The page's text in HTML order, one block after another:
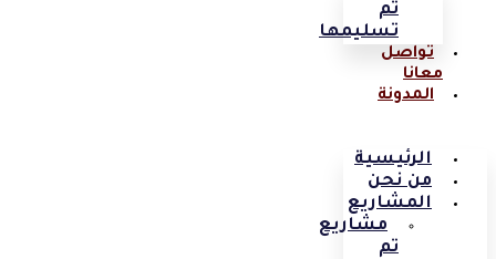
تم
تسليمها
تواصل
معانا
المدونة
الرئيسية
من نحن
المشاريع
مشاريع
تم